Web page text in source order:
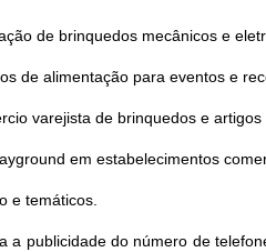
de brinquedos mecânicos e
de alimentação para eventos e
varejista de brinquedos e artigos
em estabelecimentos
e temáticos.
a publicidade do número de